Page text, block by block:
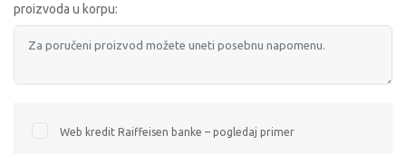
proizvoda u korpu:
Web kredit Raiffeisen banke – pogledaj primer